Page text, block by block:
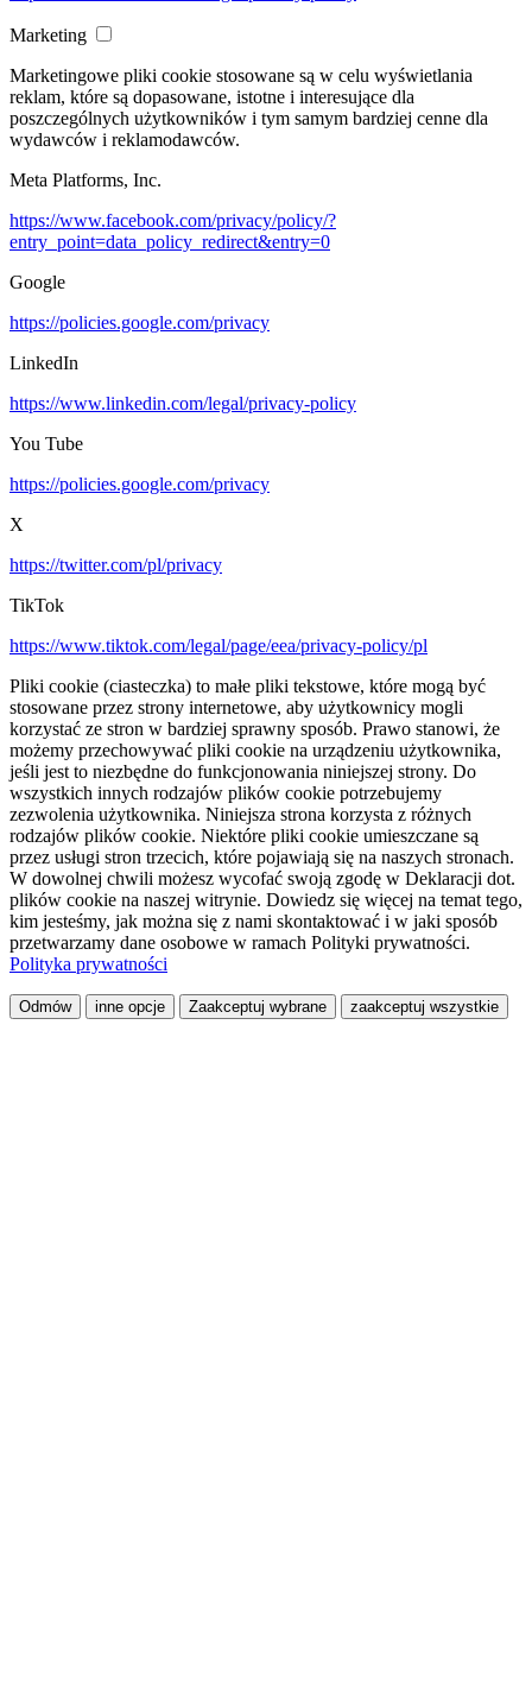
Marketing
Marketingowe pliki cookie stosowane są w celu wyświetlania
reklam, które są dopasowane, istotne i interesujące dla
poszczególnych użytkowników i tym samym bardziej cenne dla
wydawców i reklamodawców.
Meta Platforms, Inc.
https://www.facebook.com/privacy/policy/?
entry_point=data_policy_redirect&entry=0
Google
https://policies.google.com/privacy
LinkedIn
https://www.linkedin.com/legal/privacy-policy
You Tube
https://policies.google.com/privacy
X
https://twitter.com/pl/privacy
TikTok
https://www.tiktok.com/legal/page/eea/privacy-policy/pl
Pliki cookie (ciasteczka) to małe pliki tekstowe, które mogą być
stosowane przez strony internetowe, aby użytkownicy mogli
korzystać ze stron w bardziej sprawny sposób. Prawo stanowi, że
możemy przechowywać pliki cookie na urządzeniu użytkownika,
jeśli jest to niezbędne do funkcjonowania niniejszej strony. Do
wszystkich innych rodzajów plików cookie potrzebujemy
zezwolenia użytkownika. Niniejsza strona korzysta z różnych
rodzajów plików cookie. Niektóre pliki cookie umieszczane są
przez usługi stron trzecich, które pojawiają się na naszych stronach.
W dowolnej chwili możesz wycofać swoją zgodę w Deklaracji dot.
plików cookie na naszej witrynie. Dowiedz się więcej na temat tego,
kim jesteśmy, jak można się z nami skontaktować i w jaki sposób
przetwarzamy dane osobowe w ramach Polityki prywatności.
Polityka prywatności
Odmów inne opcje Zaakceptuj wybrane zaakceptuj wszystkie